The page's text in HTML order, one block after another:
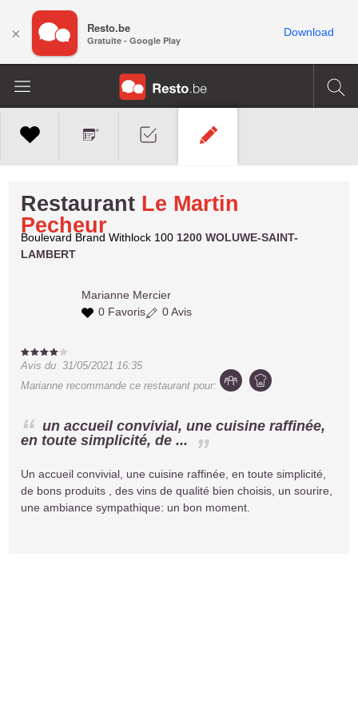
Restaurant Le Martin
Pecheur
Boulevard Brand Withlock 100 1200 WOLUWE-SAINT-
LAMBERT
Marianne Mercier
0 Favoris
0 Avis
Avis du31/05/2021 16:35
Marianne recommande ce restaurant pour:
un accueil convivial, une cuisine raffinée,
en toute simplicité, de ...
Un accueil convivial, une cuisine raffinée, en toute simplicité,
de bons produits , des vins de qualité bien choisis, un sourire,
une ambiance sympathique: un bon moment.
× Resto.be
Gratuite - Google Play
Download